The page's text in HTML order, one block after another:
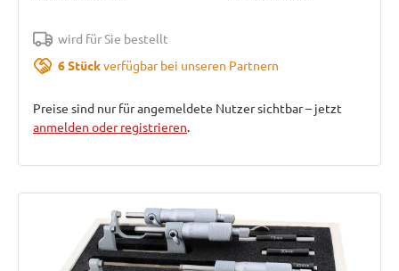
wird für Sie bestellt
6 Stückverfügbar bei unseren Partnern
Preise sind nur für angemeldete Nutzer sichtbar – jetzt
anmelden oder registrieren.